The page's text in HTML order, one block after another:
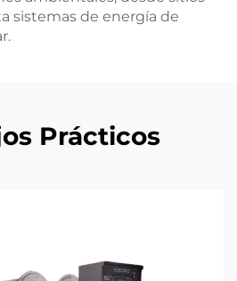
sistemas de energía de
Prácticos